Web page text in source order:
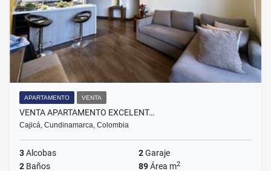
APARTAMENTO VENTA
VENTA APARTAMENTO EXCELENT…
Cajicá, Cundinamarca, Colombia
3Alcobas 2Garaje
2 Baños 89Área m2